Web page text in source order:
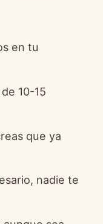
en tu
10-15
que ya
nadie te